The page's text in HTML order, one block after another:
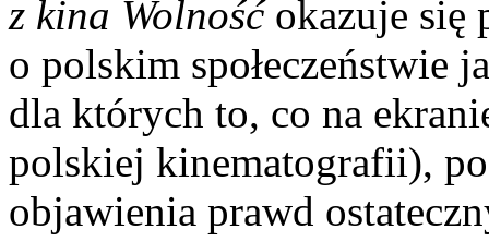
z kina Wolnośćokazuje się
o polskim społeczeństwie
dla których to, co na
polskiej kinematografii),
objawienia prawd